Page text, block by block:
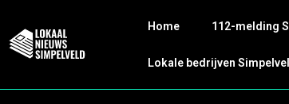
Home 112-melding
Lokale bedrijven